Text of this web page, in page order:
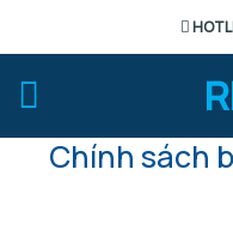
Chính sách